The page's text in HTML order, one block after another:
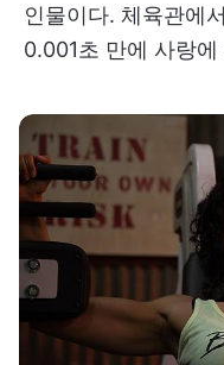
인물이다. 체육관에
0.001초 만에 사랑